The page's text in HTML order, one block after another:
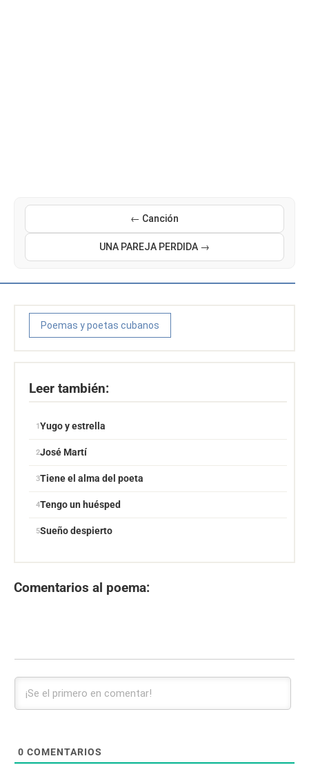
← Canción
UNA PAREJA PERDIDA →
Poemas y poetas cubanos
Leer también:
Yugo y estrella
José Martí
Tiene el alma del poeta
Tengo un huésped
Sueño despierto
Comentarios al poema:
0 COMENTARIOS